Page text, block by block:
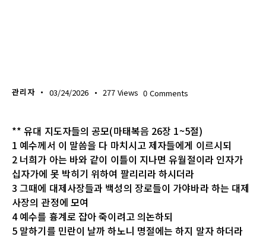
관리자 03/24/2026 277 Views 0 Comments
** 유대 지도자들의 공모(마태복음 26장 1~5절)
1 예수께서 이 말씀을 다 마치시고 제자들에게 이르시되
2 너희가 아는 바와 같이 이틀이 지나면 유월절이라 인자가
십자가에 못 박히기 위하여 팔리리라 하시더라
3 그때에 대제사장들과 백성의 장로들이 가야바라 하는 대제
사장의 관정에 모여
4 예수를 흉계로 잡아 죽이려고 의논하되
5 말하기를 민란이 날까 하노니 명절에는 하지 말자 하더라